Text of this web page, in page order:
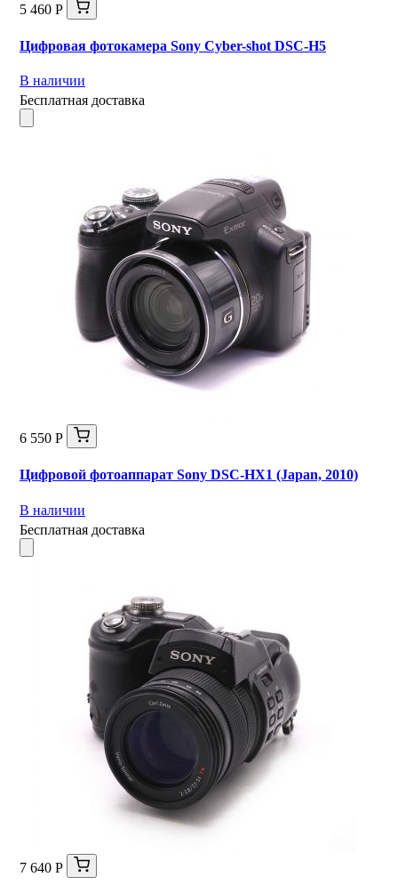
5 460 Р
Цифровая фотокамера Sony Cyber-shot DSC-H5
В наличии
Бесплатная доставка
6 550 Р
Цифровой фотоаппарат Sony DSC-HX1 (Japan, 2010)
В наличии
Бесплатная доставка
7 640 Р